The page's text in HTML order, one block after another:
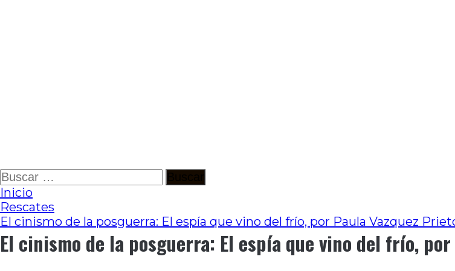
Ir
al
contenido
Buscar:
Inicio
Rescates
El cinismo de la posguerra: El espía que vino del frío, por Paula Vazquez
El cinismo de la posguerra: El espía que vino del frío, por